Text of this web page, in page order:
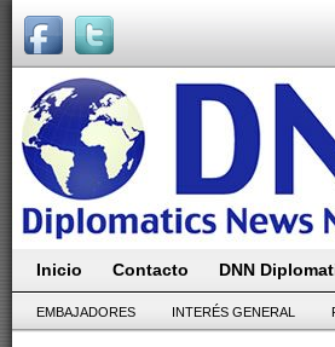
Inicio Contacto DNN
EMBAJADORES INTERÉS GENERAL